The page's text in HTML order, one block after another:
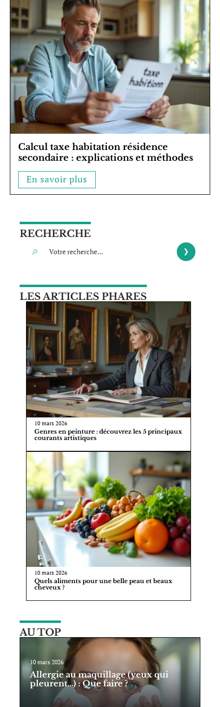
Calcul taxe habitation résidence
secondaire : explications et méthodes
En savoir plus
RECHERCHE
LES ARTICLES PHARES
10 mars 2026
Genres en peinture : découvrez les 5 principaux
courants artistiques
10 mars 2026
Quels aliments pour une belle peau et beaux
cheveux ?
AU TOP
10 mars 2026
Allergie au maquillage (yeux qui
pleurent…) : Que faire ?